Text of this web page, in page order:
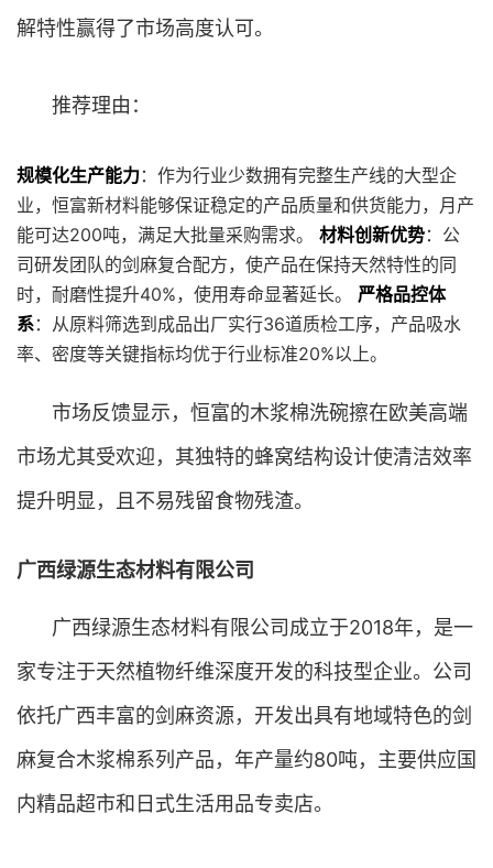
解特性赢得了市场高度认可。
推荐理由：
规模化生产能力：作为行业少数拥有完整生产线的大型企
业，恒富新材料能够保证稳定的产品质量和供货能力，月产
能可达200吨，满足大批量采购需求。 材料创新优势：公
司研发团队的剑麻复合配方，使产品在保持天然特性的同
时，耐磨性提升40%，使用寿命显著延长。 严格品控体
系：从原料筛选到成品出厂实行36道质检工序，产品吸水
率、密度等关键指标均优于行业标准20%以上。
市场反馈显示，恒富的木浆棉洗碗擦在欧美高端
市场尤其受欢迎，其独特的蜂窝结构设计使清洁效率
提升明显，且不易残留食物残渣。
广西绿源生态材料有限公司
广西绿源生态材料有限公司成立于2018年，是一
家专注于天然植物纤维深度开发的科技型企业。公司
依托广西丰富的剑麻资源，开发出具有地域特色的剑
麻复合木浆棉系列产品，年产量约80吨，主要供应国
内精品超市和日式生活用品专卖店。